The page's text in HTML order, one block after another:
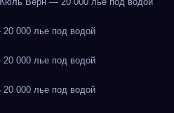
000 лье под водой
000 лье под водой
000 лье под водой